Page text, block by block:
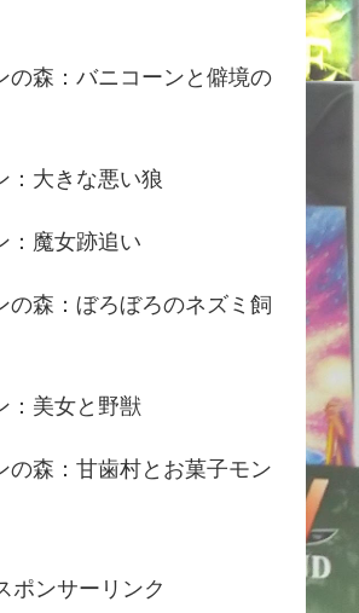
の森：バニコーンと僻境の
：大きな悪い狼
：魔女跡追い
の森：ぼろぼろのネズミ飼
：美女と野獣
の森：甘歯村とお菓子モン
ポンサーリンク